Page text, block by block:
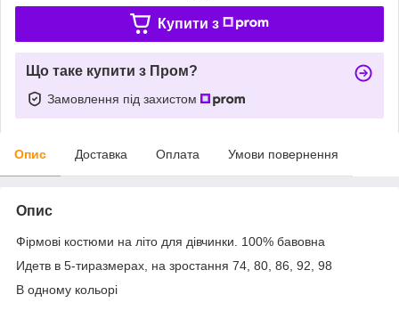
Купити з
Що таке купити з Пром?
Замовлення під захистом
Опис Доставка Оплата Умови повернення
Опис
Фірмові костюми на літо для дівчинки. 100% бавовна
Идетв в 5-тиразмерах, на зростання 74, 80, 86, 92, 98
В одному кольорі